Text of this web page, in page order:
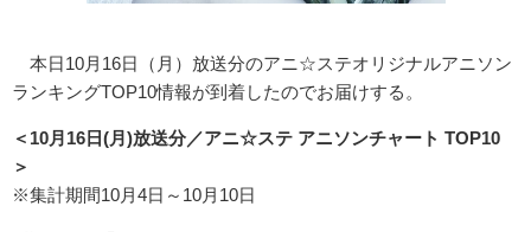
本日10月16日（月）放送分のアニ☆ステオリジナルアニソン
ランキングTOP10情報が到着したのでお届けする。
＜10月16日(月)放送分／アニ☆ステ アニソンチャート TOP10
＞
※集計期間10月4日～10月10日